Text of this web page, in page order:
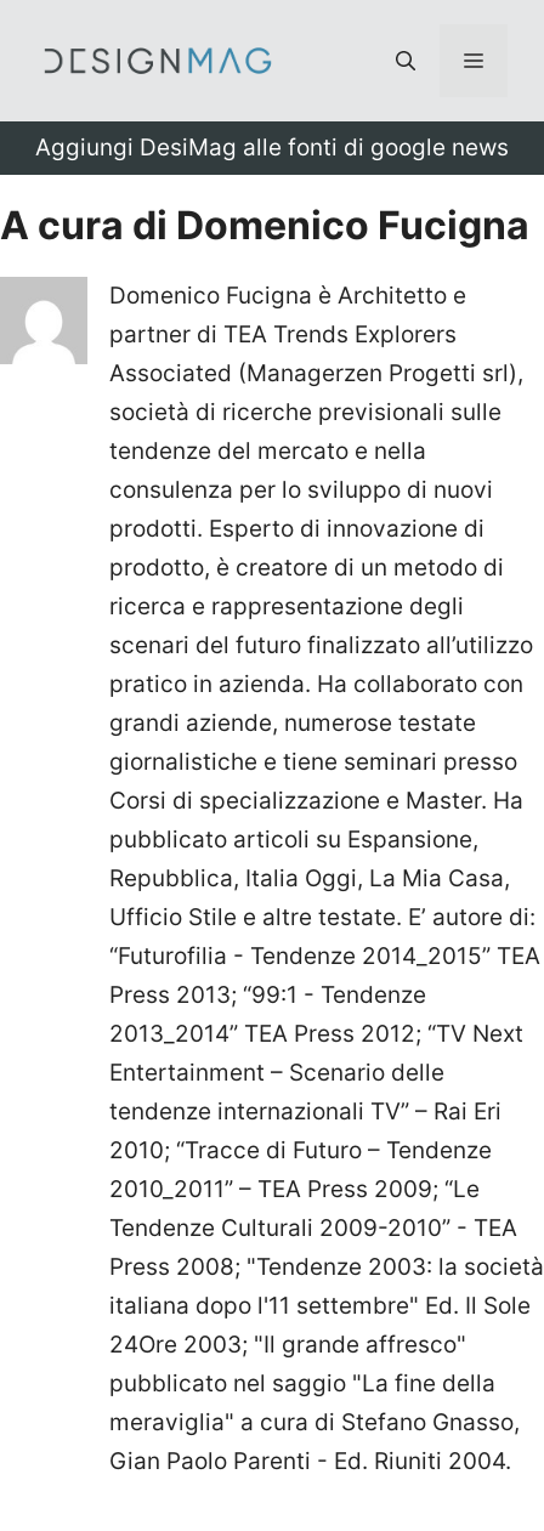
Menu
Aggiungi DesiMag alle fonti di google news
A cura di Domenico Fucigna
Domenico Fucigna è Architetto e
partner di TEA Trends Explorers
Associated (Managerzen Progetti srl),
società di ricerche previsionali sulle
tendenze del mercato e nella
consulenza per lo sviluppo di nuovi
prodotti. Esperto di innovazione di
prodotto, è creatore di un metodo di
ricerca e rappresentazione degli
scenari del futuro finalizzato all’utilizzo
pratico in azienda. Ha collaborato con
grandi aziende, numerose testate
giornalistiche e tiene seminari presso
Corsi di specializzazione e Master. Ha
pubblicato articoli su Espansione,
Repubblica, Italia Oggi, La Mia Casa,
Ufficio Stile e altre testate. E’ autore di:
“Futurofilia - Tendenze 2014_2015” TEA
Press 2013; “99:1 - Tendenze
2013_2014” TEA Press 2012; “TV Next
Entertainment – Scenario delle
tendenze internazionali TV” – Rai Eri
2010; “Tracce di Futuro – Tendenze
2010_2011” – TEA Press 2009; “Le
Tendenze Culturali 2009-2010” - TEA
Press 2008; "Tendenze 2003: la società
italiana dopo l'11 settembre" Ed. Il Sole
24Ore 2003; "Il grande affresco"
pubblicato nel saggio "La fine della
meraviglia" a cura di Stefano Gnasso,
Gian Paolo Parenti - Ed. Riuniti 2004.